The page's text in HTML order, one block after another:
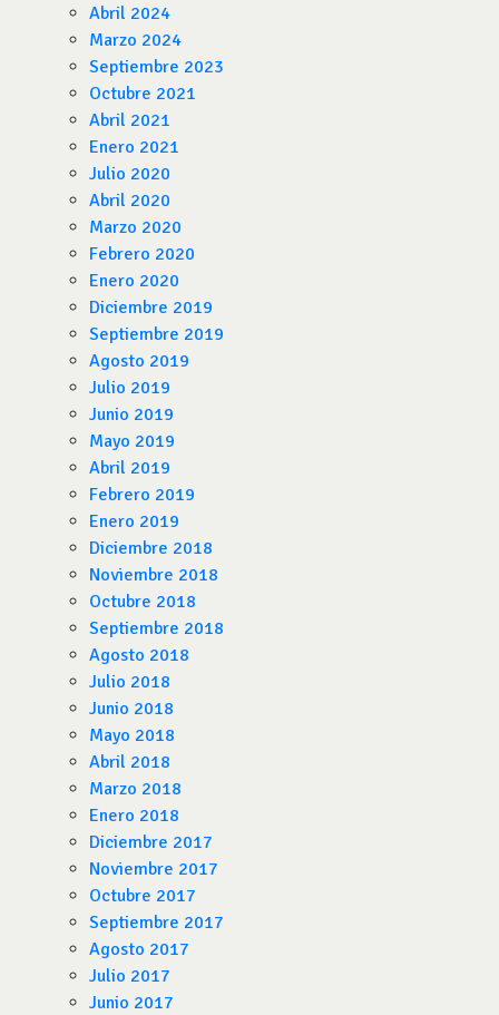
Abril 2024
Marzo 2024
Septiembre 2023
Octubre 2021
Abril 2021
Enero 2021
Julio 2020
Abril 2020
Marzo 2020
Febrero 2020
Enero 2020
Diciembre 2019
Septiembre 2019
Agosto 2019
Julio 2019
Junio 2019
Mayo 2019
Abril 2019
Febrero 2019
Enero 2019
Diciembre 2018
Noviembre 2018
Octubre 2018
Septiembre 2018
Agosto 2018
Julio 2018
Junio 2018
Mayo 2018
Abril 2018
Marzo 2018
Enero 2018
Diciembre 2017
Noviembre 2017
Octubre 2017
Septiembre 2017
Agosto 2017
Julio 2017
Junio 2017